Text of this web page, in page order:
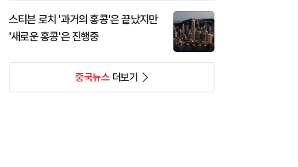
스티븐 로치 '과거의 홍콩'은 끝났지만
'새로운 홍콩'은 진행중
중국뉴스더보기